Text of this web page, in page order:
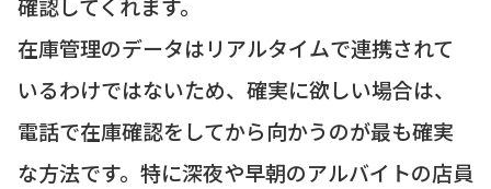
確認してくれます。
在庫管理のデータはリアルタイムで連携されて
いるわけではないため、確実に欲しい場合は、
電話で在庫確認をしてから向かうのが最も確実
な方法です。特に深夜や早朝のアルバイトの店員